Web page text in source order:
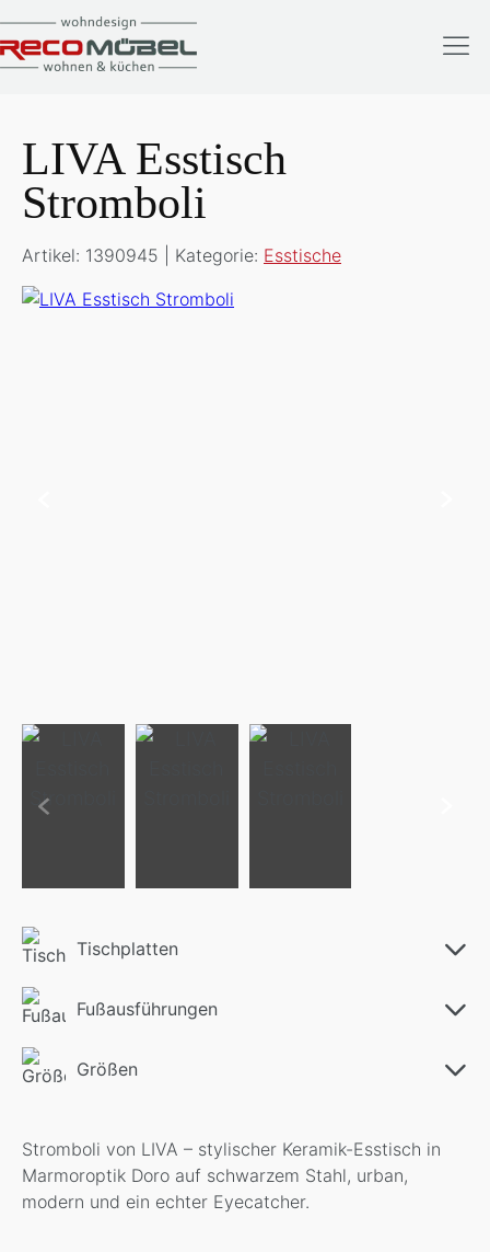
LIVA Esstisch
Stromboli
Artikel: 1390945 | Kategorie: Esstische
Tischplatten
Fußausführungen
Größen
Stromboli von LIVA – stylischer Keramik-Esstisch in
Marmoroptik Doro auf schwarzem Stahl, urban,
modern und ein echter Eyecatcher.